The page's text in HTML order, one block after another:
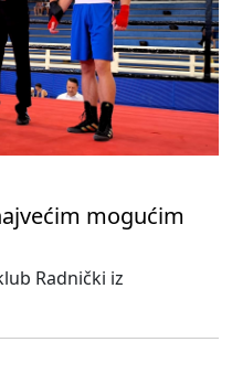
mogućim
Radnički iz